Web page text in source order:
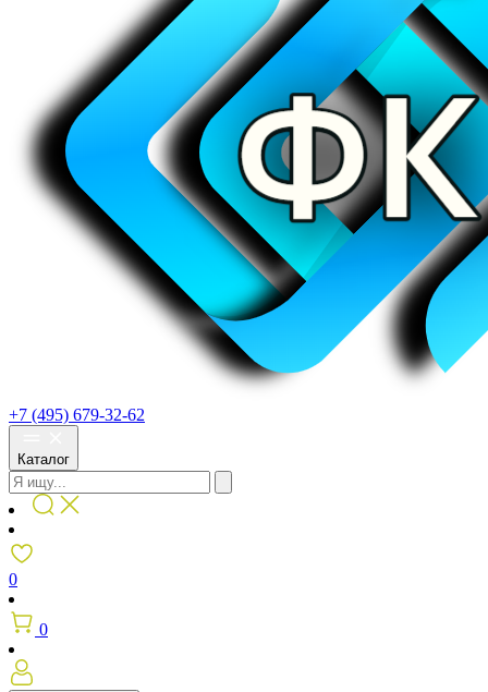
+7 (495) 679-32-62
Каталог
0
0